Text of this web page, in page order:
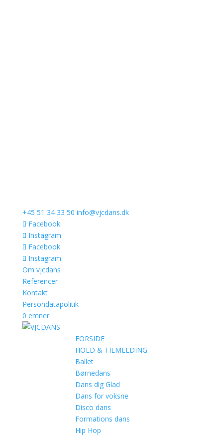
+45 51 34 33 50 info@vjcdans.dk
Facebook
Instagram
Facebook
Instagram
Om vjcdans
Referencer
Kontakt
Persondatapolitik
0 emner
FORSIDE
HOLD & TILMELDING
Ballet
Børnedans
Dans dig Glad
Dans for voksne
Disco dans
Formations dans
Hip Hop